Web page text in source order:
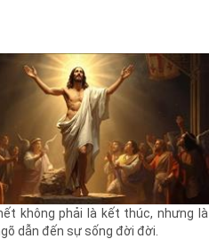
không phải là kết thúc, nhưng là
dẫn đến sự sống đời đời.